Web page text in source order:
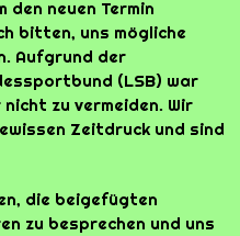
den neuen Termin
bitten, uns mögliche
Aufgrund der
(LSB) war
zu vermeiden. Wir
Zeitdruck und sind
die beigefügten
zu besprechen und uns